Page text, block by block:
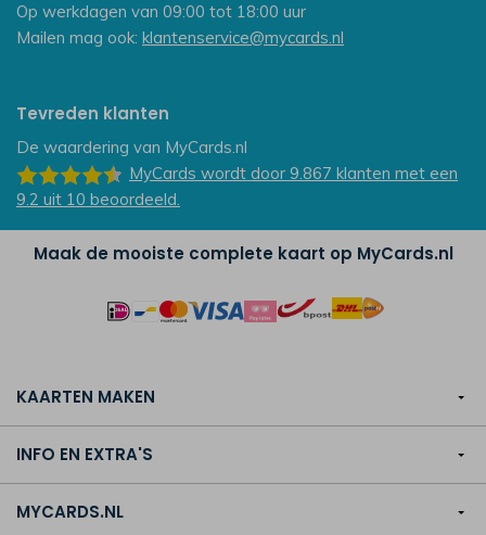
Op werkdagen van 09:00 tot 18:00 uur
Mailen mag ook: klantenservice@mycards.nl
Tevreden klanten
De waardering van MyCards.nl
MyCards wordt door 9.867 klanten met een
9.2 uit 10 beoordeeld.
Maak de mooiste complete kaart op MyCards.nl
KAARTEN MAKEN
INFO EN EXTRA'S
MYCARDS.NL